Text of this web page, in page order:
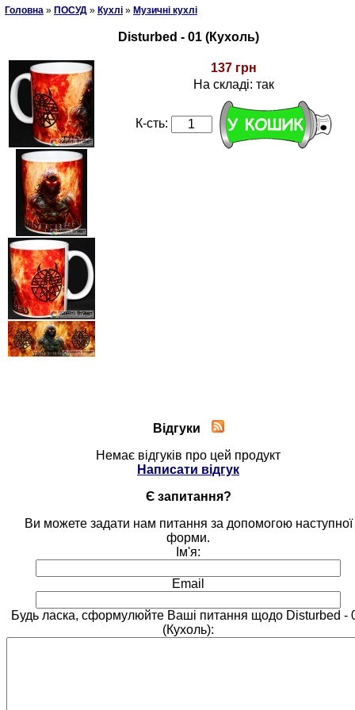
Головна » ПОСУД » Кухлі » Музичні кухлі
Disturbed - 01 (Кухоль)
137 грн
На складі: так
К-сть:
Відгуки
Немає відгуків про цей продукт
Написати відгук
Є запитання?
Ви можете задати нам питання за допомогою наступної
форми.
Ім'я:
Email
Будь ласка, сформулюйте Ваші питання щодо Disturbed -
(Кухоль):